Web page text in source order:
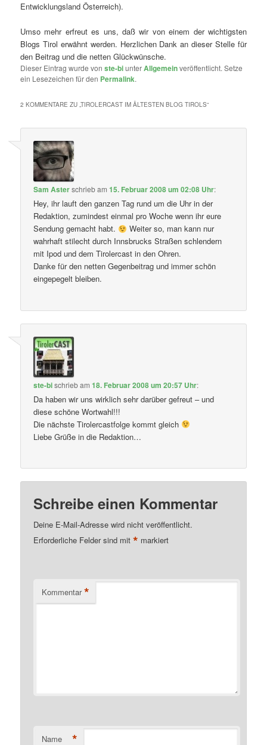
Entwicklungsland Österreich).
Umso mehr erfreut es uns, daß wir von einem der wichtigsten
Blogs Tirol erwähnt werden. Herzlichen Dank an dieser Stelle für
den Beitrag und die netten Glückwünsche.
Dieser Eintrag wurde vonste-biunterAllgemeinveröffentlicht. Setze
ein Lesezeichen für den Permalink.
2 KOMMENTARE ZU „TIROLERCAST IM ÄLTESTEN BLOG TIROLS“
Sam Asterschriebam15. Februar 2008 um 02:08 Uhr:
Hey, ihr lauft den ganzen Tag rund um die Uhr in der
Redaktion, zumindest einmal pro Woche wenn ihr eure
Sendung gemacht habt.
Weiter so, man kann nur
wahrhaft stilecht durch Innsbrucks Straßen schlendern
mit Ipod und dem Tirolercast in den Ohren.
Danke für den netten Gegenbeitrag und immer schön
eingepegelt bleiben.
ste-bischriebam18. Februar 2008 um 20:57 Uhr:
Da haben wir uns wirklich sehr darüber gefreut – und
diese schöne Wortwahl!!!
Die nächste Tirolercastfolge kommt gleich
Liebe Grüße in die Redaktion…
Schreibe einen Kommentar
Deine E-Mail-Adresse wird nicht veröffentlicht.
Erforderliche Felder sind mit* markiert
Kommentar *
Name *